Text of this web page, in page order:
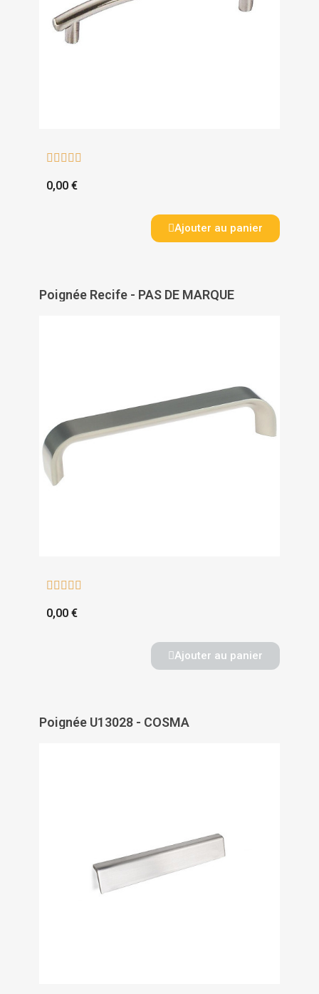
    
0,00 €
Ajouter au panier
Poignée Recife - PAS DE MARQUE
    
0,00 €
Ajouter au panier
Poignée U13028 - COSMA